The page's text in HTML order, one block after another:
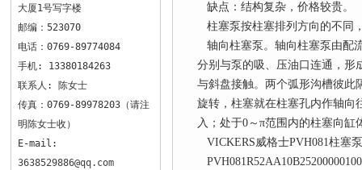
大厦1号写字楼
邮编：523070
电话：0769-89774084
手机: 13380184263
联系人: 陈女士
传真：0769-89978203（请注
明陈女士收）
E-mail:
3638529886@qq.com
缺点：结构复杂，价格较贵。
柱塞泵按柱塞排列方向的不同
轴向柱塞泵。轴向柱塞泵由配
分别与泵的吸、压油口连通，形
与斜盘接触。两个弧形沟槽彼此
旋转，柱塞就在柱塞孔内作轴向
入；处于0～π范围内的柱塞向
VICKERS威格士PVH081柱塞